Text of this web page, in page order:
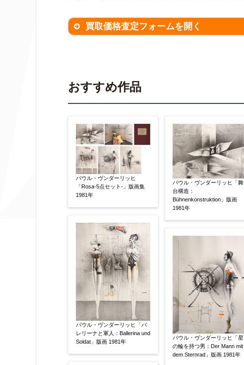
買取価格査定フォームを開く
作品の画題 【任意】
作品の技法
版画
その他
絵の画面サイズ 【任意】
体裁 【任意】
額装
軸装 その他
おすすめ作品
パウル・ヴンダーリッヒ
「Rosa-5点セット-」版画集
1981年
パウル・ヴンダーリッヒ「バ
レリーナと軍人：Ballerina und
Soldat」版画 1981年
パウル・ヴンダーリッヒ「舞
台構造：
Bühnenkonstruktion」版画
1981年
パウル・ヴンダーリッヒ「星
の輪を持つ男：Der Mann mit
dem Sternrad」版画 1981年